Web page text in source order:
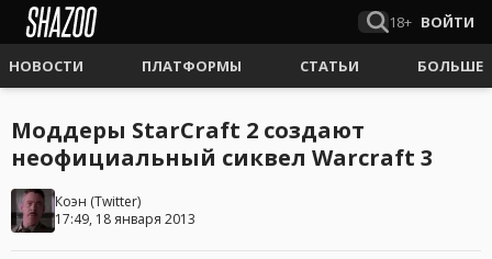
18+ ВОЙТИ
НОВОСТИ ПЛАТФОРМЫ СТАТЬИ БОЛЬШЕ
Моддеры StarCraft 2 создают
неофициальный сиквел Warcraft 3
Коэн (Twitter)
17:49, 18 января 2013